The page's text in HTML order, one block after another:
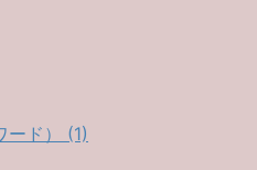
ード） (1)